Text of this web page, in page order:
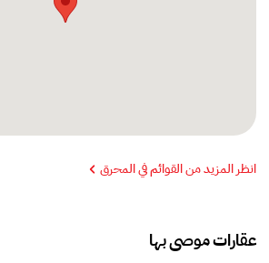
انظر المزيد من القوائم في المحرق
عقارات موصى بها